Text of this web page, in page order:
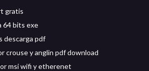
gratis
64 bits exe
descarga pdf
crouse y anglin pdf download
msi wifi y etherenet